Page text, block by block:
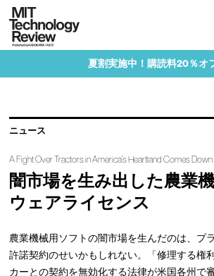
夏割実施中！購読料20％オ
ニュース
A Fight Over Tractors in America’s Heartland Comes
闇市場を生み出した農業
ウェアライセンス
農業機械用ソフトの闇市場を生んだのは、プ
許諾契約のせいかもしれない。「修理する権
カーとの契約を無効化する法律が米国各州で